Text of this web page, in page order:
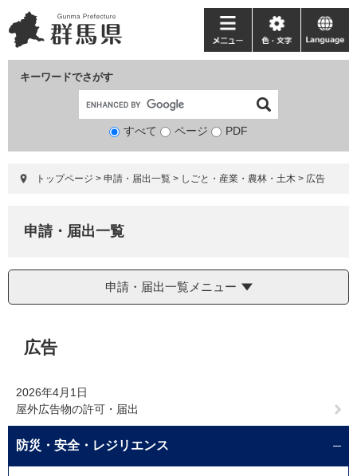
ー
ジ
ニ
ュ
て
キーワードでさがす
検
象
すべて ページ PDF
メ
ニ
ー
色・
文
language
トップページ > 申請・届出一覧 > しごと・産業・農林・土木 > 広告
申請・届出一覧
申請・届出一覧メニュー
広告
2026年4月1日
屋外広告物の許可・届出
防災・安全・レジリエンス